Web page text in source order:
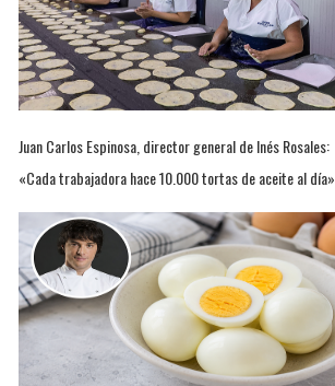
Juan Carlos Espinosa, director general de Inés Rosales:
«Cada trabajadora hace 10.000 tortas de aceite al día»